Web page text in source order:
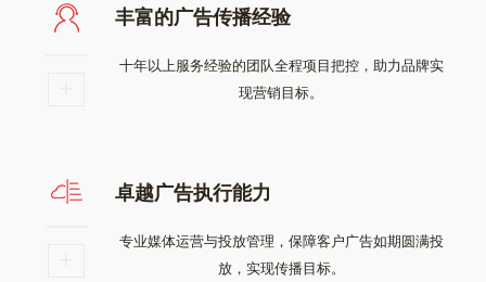
丰富的广告传播经验
十年以上服务经验的团队全程项目把控，助力品牌实
现营销目标。
卓越广告执行能力
专业媒体运营与投放管理，保障客户广告如期圆满投
放，实现传播目标。